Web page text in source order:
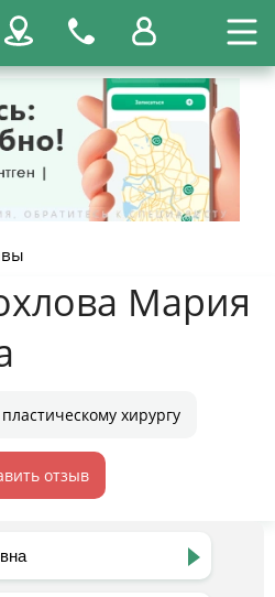
Мария
хирургу
отзыв